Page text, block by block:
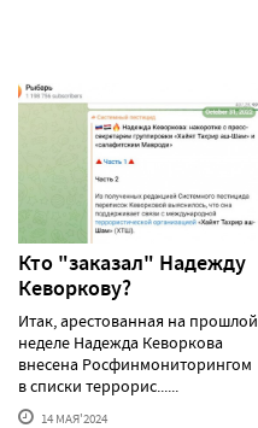
Кто "заказал" Надежду
Кеворкову?
Итак, арестованная на прошлой
неделе Надежда Кеворкова
внесена Росфинмониторингом
в списки террорис......
14 МАЯ'2024